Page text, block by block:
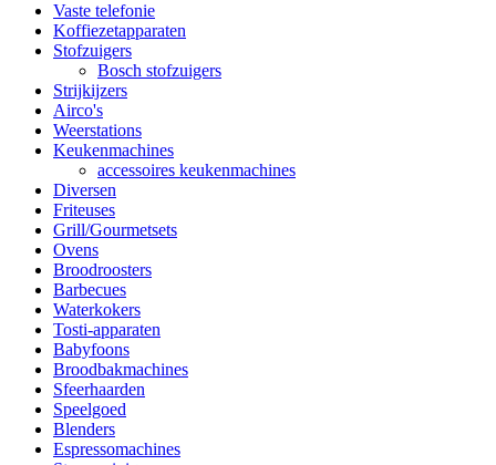
Vaste telefonie
Koffiezetapparaten
Stofzuigers
Bosch stofzuigers
Strijkijzers
Airco's
Weerstations
Keukenmachines
accessoires keukenmachines
Diversen
Friteuses
Grill/Gourmetsets
Ovens
Broodroosters
Barbecues
Waterkokers
Tosti-apparaten
Babyfoons
Broodbakmachines
Sfeerhaarden
Speelgoed
Blenders
Espressomachines